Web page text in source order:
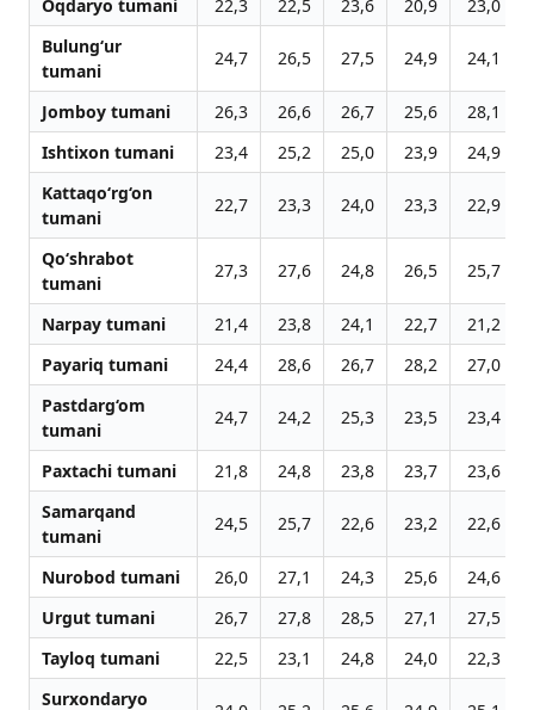
Oqdaryo tumani 22,3 22,5 23,6 20,9 23,0
Bulung‘ur
tumani
24,7 26,5 27,5 24,9 24,1
Jomboy tumani 26,3 26,6 26,7 25,6 28,1
Ishtixon tumani
23,4 25,2 25,0 23,9 24,9
Kattaqo‘rg‘on
tumani
22,7 23,3 24,0 23,3 22,9
Qo‘shrabot
tumani
27,3 27,6 24,8 26,5 25,7
Narpay tumani 21,4 23,8 24,1 22,7 21,2
Payariq tumani
24,4 28,6 26,7 28,2 27,0
Pastdarg‘om
tumani
24,7 24,2 25,3 23,5 23,4
Paxtachi tumani 21,8 24,8 23,8 23,7 23,6
Samarqand
tumani
24,5 25,7 22,6 23,2 22,6
Nurobod tumani 26,0 27,1 24,3 25,6 24,6
Urgut tumani
26,7 27,8 28,5 27,1 27,5
Tayloq tumani
22,5 23,1 24,8 24,0 22,3
Surxondaryo